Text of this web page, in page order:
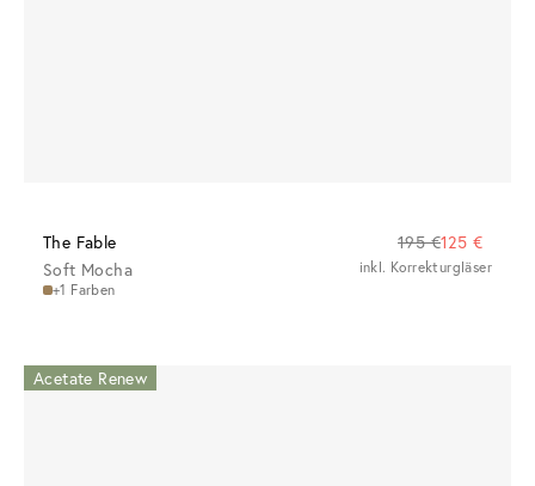
The Fable 195 €125 €
Soft Mocha
+1 Farben
inkl. Korrekturgläser
Acetate Renew